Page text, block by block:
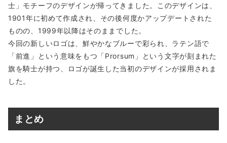
士」モチーフのデザインが帰ってきました。このデザインは、
1901年に初めて作成され、その後何度かアップデートされた
ものの、1999年以降はそのままでした。
今回の新しいロゴは、鮮やかなブルーで彩られ、ラテン語で
「前進」という意味をもつ「Prorsum」という文字が刻まれた
旗を騎士が持つ、ロゴが誕生した当初のデザインが採用されま
した。
まとめ